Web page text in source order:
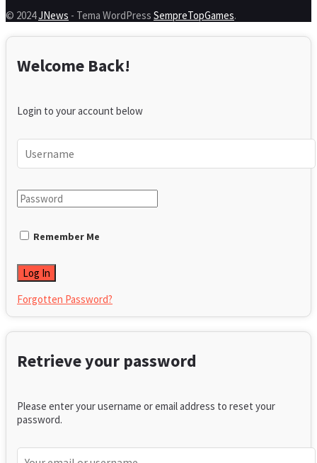
© 2024JNews - Tema WordPress SempreTopGames.
Welcome Back!
Login to your account below
Remember Me
Forgotten Password?
Retrieve your password
Please enter your username or email address to reset your
password.